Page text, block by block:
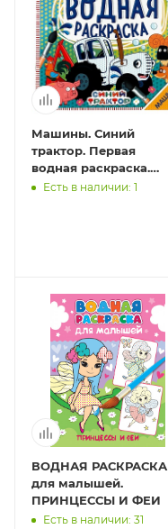
Машины. Синий
трактор. Первая
водная раскраска.
200х200 мм., 8 стр.
Есть в наличии: 1
ВОДНАЯ РАСКРАСКА
для малышей.
ПРИНЦЕССЫ И ФЕИ
Есть в наличии: 31